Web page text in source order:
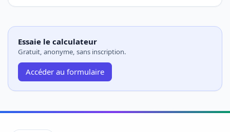
Essaie le calculateur
Gratuit, anonyme, sans inscription.
Accéder au formulaire